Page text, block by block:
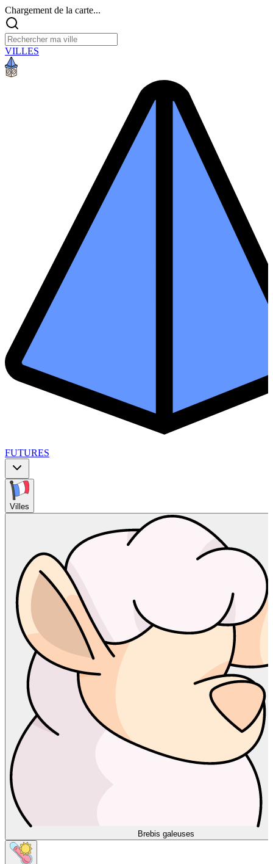
Chargement de la carte...
VILLES
FUTURES
Villes
Brebis galeuses